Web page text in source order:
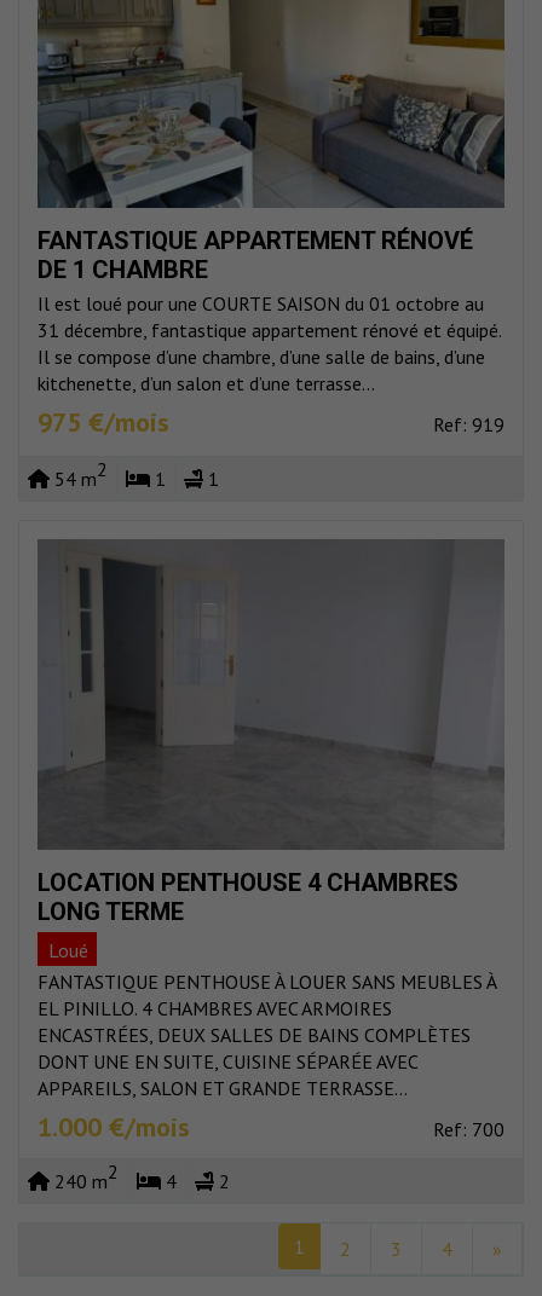
FANTASTIQUE APPARTEMENT RÉNOVÉ
DE 1 CHAMBRE
Il est loué pour une COURTE SAISON du 01 octobre au
31 décembre, fantastique appartement rénové et équipé.
Il se compose d’une chambre, d’une salle de bains, d’une
kitchenette, d’un salon et d’une terrasse...
975 €/mois Ref: 919
54 m2 1 1
LOCATION PENTHOUSE 4 CHAMBRES
LONG TERME
Loué
FANTASTIQUE PENTHOUSE À LOUER SANS MEUBLES À
EL PINILLO. 4 CHAMBRES AVEC ARMOIRES
ENCASTRÉES, DEUX SALLES DE BAINS COMPLÈTES
DONT UNE EN SUITE, CUISINE SÉPARÉE AVEC
APPAREILS, SALON ET GRANDE TERRASSE...
1.000 €/mois Ref: 700
240 m2 4 2
1 2 3 4 »